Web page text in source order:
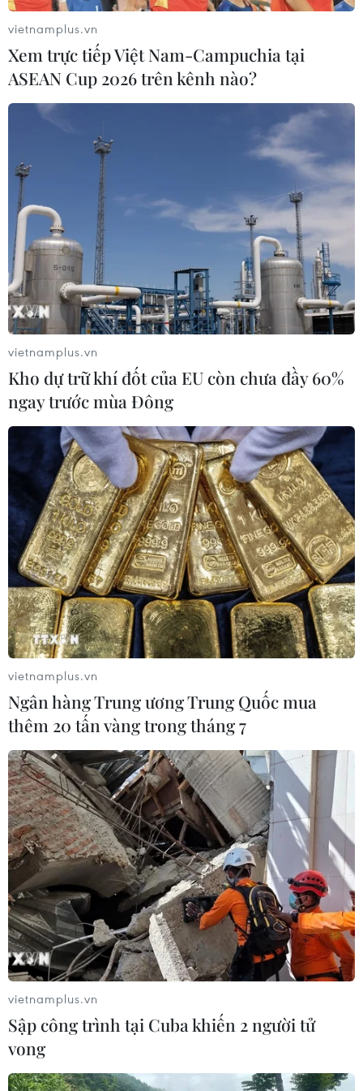
Có hơn 220km Dự án thành phần cao tốc
Bắc-Nam được thông tuyến dịp 19/8
12/08/2025 02:25
Các dự án thành phần của Cao tốc Bắc-Nam phía
Đông giai đoạn 2021-2025 đang được chủ đầu tư và
nhà thầu thi công ngày, đêm để phấn đấu hoàn thành
thông tuyến trong dịp 19/8 tới.
vietnamplus.vn
Xem trực tiếp Việt Nam-Campuchia tại
ASEAN Cup 2026 trên kênh nào?
vietnamplus.vn
Kho dự trữ khí đốt của EU còn chưa đầy 60%
ngay trước mùa Đông
vietnamplus.vn
Ngân hàng Trung ương Trung Quốc mua
thêm 20 tấn vàng trong tháng 7
vietnamplus.vn
Sập công trình tại Cuba khiến 2 người tử
vong